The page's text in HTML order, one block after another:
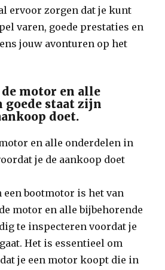
ervoor zorgen dat je kunt
varen, goede prestaties en
jouw avonturen op het
motor en alle
goede staat zijn
doet.
en alle onderdelen in
je de aankoop doet
een bootmotor is het van
motor en alle bijbehorende
te inspecteren voordat je
Het is essentieel om
je een motor koopt die in